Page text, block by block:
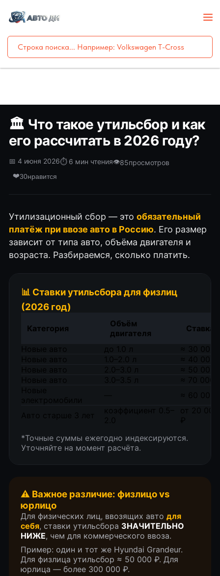
🏛️ Что такое утильсбор и как
его рассчитать в 2026 году?
📅 4 июня 2026⏱️ 6 мин чтения👁️85просмотров
❤️30нравится
Утилизационный сбор — это обязательный
платёж при ввозе авто в Россию. Его размер
зависит от типа авто, объёма двигателя и
возраста. Разбираемся, сколько платить.
📊 Ставки утильсбора для физлиц
(2026 год)
Категория
Объём
двигателя
Ставка
*Точные суммы ежегодно индексируются.
Уточняйте на момент расчёта.
⚠️ Важное различие: физлицо vs
юрлицо
Для физических лиц, ввозящих авто для
себя, ставки утильсбора ЗНАЧИТЕЛЬНО
НИЖЕ, чем для коммерческого ввоза.
Пример: один и тот же Hyundai Grandeur.
Для физлица утильсбор ≈ 50 000 ₽. Для
юрлица — более 300 000 ₽.